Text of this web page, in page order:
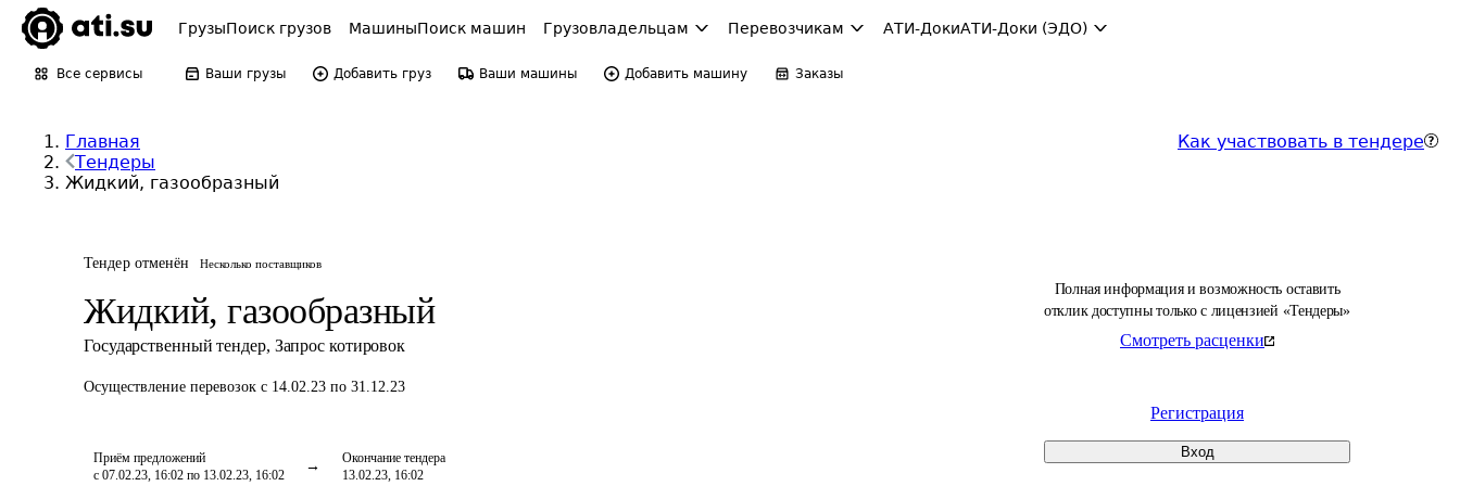
ГрузыПоиск грузов МашиныПоиск машин Грузовладельцам Перевозчикам АТИ-ДокиАТИ-Доки (ЭДО)
Все сервисы Ваши грузы Добавить груз Ваши машины Добавить машину Заказы
Главная
Тендеры
Жидкий, газообразный
Как участвовать в тендере
Тендер отменён Несколько поставщиков
Жидкий, газообразный
Государственный тендер, Запрос котировок
Осуществление перевозок с 14.02.23 по 31.12.23
Приём предложений
с 07.02.23, 16:02 по 13.02.23, 16:02
Окончание тендера
13.02.23, 16:02
Полная информация и возможность оставить
отклик доступны только с лицензией «Тендеры»
Смотреть расценки
Регистрация
Вход